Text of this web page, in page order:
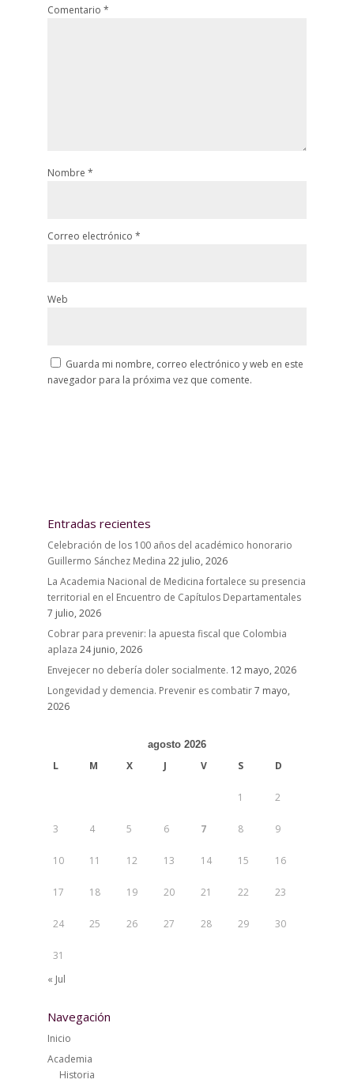
Comentario *
Nombre *
Correo electrónico *
Web
Guarda mi nombre, correo electrónico y web en este
navegador para la próxima vez que comente.
Entradas recientes
Celebración de los 100 años del académico honorario
Guillermo Sánchez Medina 22 julio, 2026
La Academia Nacional de Medicina fortalece su presencia
territorial en el Encuentro de Capítulos Departamentales
7 julio, 2026
Cobrar para prevenir: la apuesta fiscal que Colombia
aplaza 24 junio, 2026
Envejecer no debería doler socialmente. 12 mayo, 2026
Longevidad y demencia. Prevenir es combatir7 mayo,
2026
agosto 2026
L M X J V S D
1 2
3 4 5 6 7 8 9
10 11 12 13 14 15 16
17 18 19 20 21 22 23
24 25 26 27 28 29 30
31
« Jul
Navegación
Inicio
Academia
Historia